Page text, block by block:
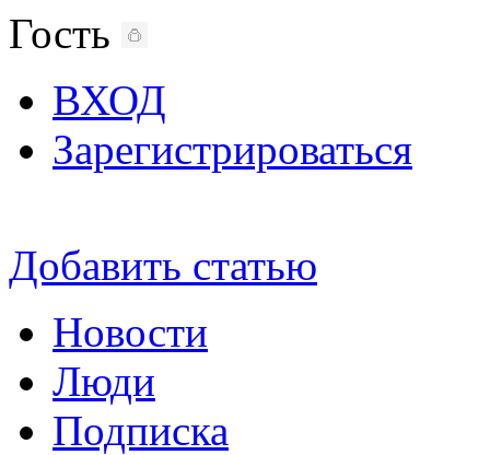
Гость
ВХОД
Зарегистрироваться
Добавить статью
Новости
Люди
Подписка